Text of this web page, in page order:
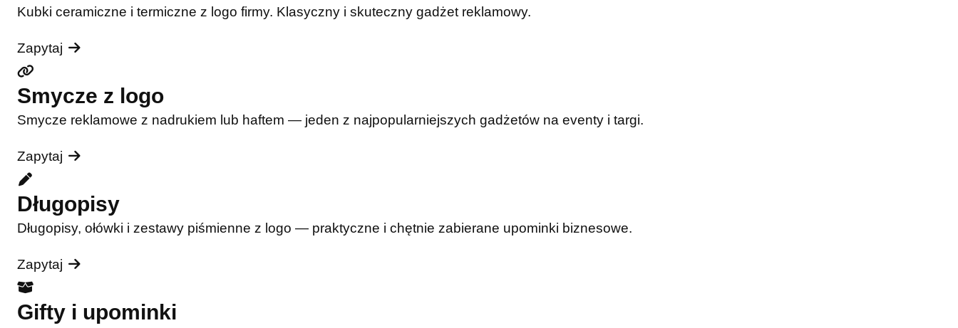
Kubki ceramiczne i termiczne z logo firmy. Klasyczny i skuteczny gadżet reklamowy.
Zapytaj
Smycze z logo
Smycze reklamowe z nadrukiem lub haftem — jeden z najpopularniejszych gadżetów na eventy i targi.
Zapytaj
Długopisy
Długopisy, ołówki i zestawy piśmienne z logo — praktyczne i chętnie zabierane upominki biznesowe.
Zapytaj
Gifty i upominki